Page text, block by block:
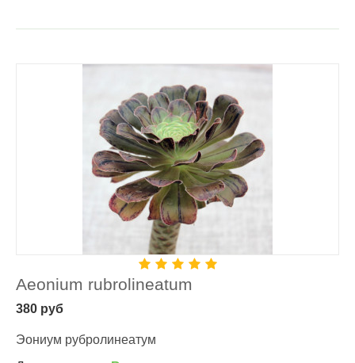
Aeonium rubrolineatum
380 руб
Эониум рубролинеатум